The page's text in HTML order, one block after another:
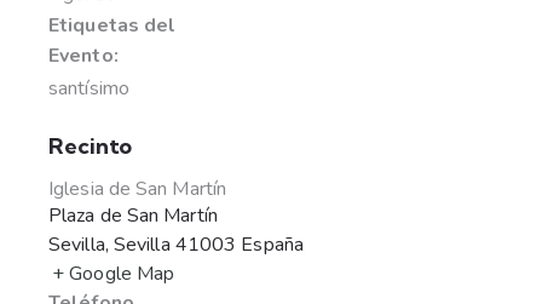
Etiquetas del
Evento:
santísimo
Recinto
Iglesia de San Martín
Plaza de San Martín
Sevilla, Sevilla 41003 España
+ Google Map